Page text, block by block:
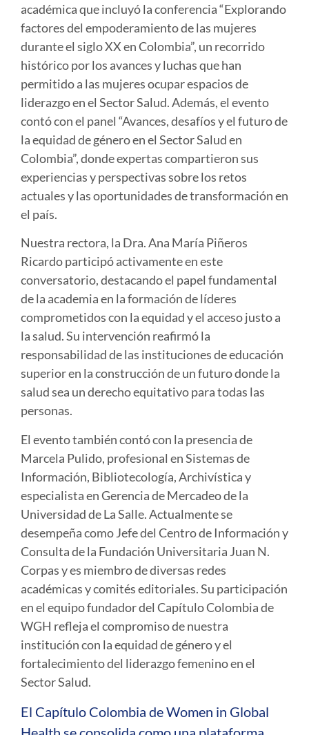
académica que incluyó la conferencia “Explorando
factores del empoderamiento de las mujeres
durante el siglo XX en Colombia”, un recorrido
histórico por los avances y luchas que han
permitido a las mujeres ocupar espacios de
liderazgo en el Sector Salud. Además, el evento
contó con el panel “Avances, desafíos y el futuro de
la equidad de género en el Sector Salud en
Colombia”, donde expertas compartieron sus
experiencias y perspectivas sobre los retos
actuales y las oportunidades de transformación en
el país.
Nuestra rectora, la Dra. Ana María Piñeros
Ricardo participó activamente en este
conversatorio, destacando el papel fundamental
de la academia en la formación de líderes
comprometidos con la equidad y el acceso justo a
la salud. Su intervención reafirmó la
responsabilidad de las instituciones de educación
superior en la construcción de un futuro donde la
salud sea un derecho equitativo para todas las
personas.
El evento también contó con la presencia de
Marcela Pulido, profesional en Sistemas de
Información, Bibliotecología, Archivística y
especialista en Gerencia de Mercadeo de la
Universidad de La Salle. Actualmente se
desempeña como Jefe del Centro de Información y
Consulta de la Fundación Universitaria Juan N.
Corpas y es miembro de diversas redes
académicas y comités editoriales. Su participación
en el equipo fundador del Capítulo Colombia de
WGH refleja el compromiso de nuestra
institución con la equidad de género y el
fortalecimiento del liderazgo femenino en el
Sector Salud.
El Capítulo Colombia de Women in Global